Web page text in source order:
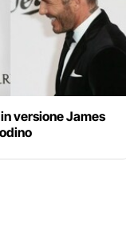
versione James